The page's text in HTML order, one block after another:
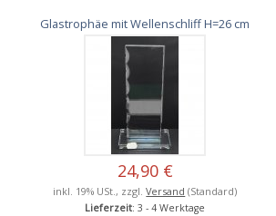
Glastrophäe mit Wellenschliff H=26 cm
24,90 €
inkl. 19% USt., zzgl.Versand (Standard)
Lieferzeit: 3 - 4 Werktage